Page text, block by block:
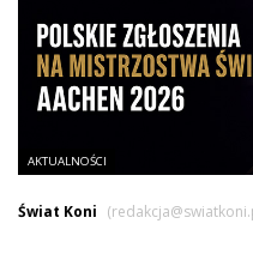
AKTUALNOŚCI
Świat Koni